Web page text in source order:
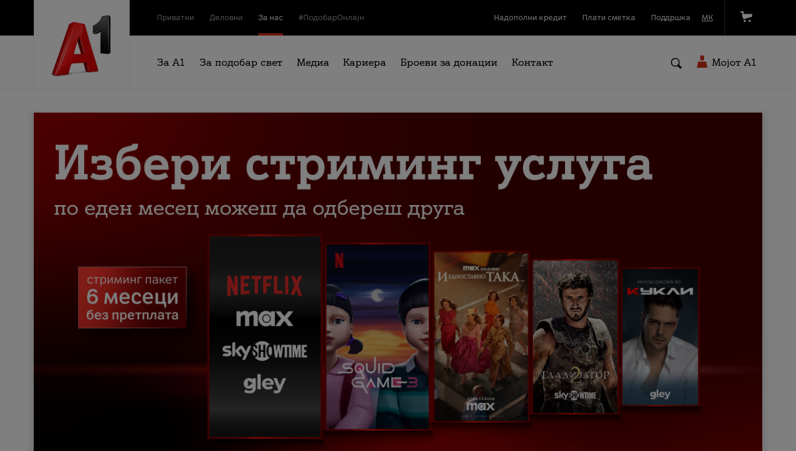
Приватни Деловни За нас #ПодобарОнлајн Надополни кредит Плати сметка Поддршка МК
За А1 За подобар свет Медиа Кариера Броеви за донации Контакт Мојот A1